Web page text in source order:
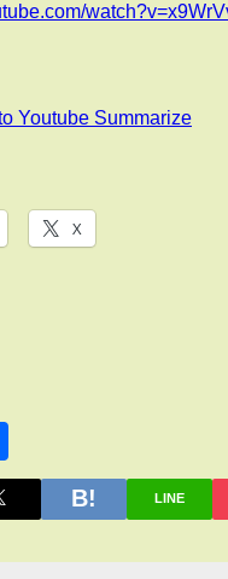
Youtube Summarize
X
有
LINE